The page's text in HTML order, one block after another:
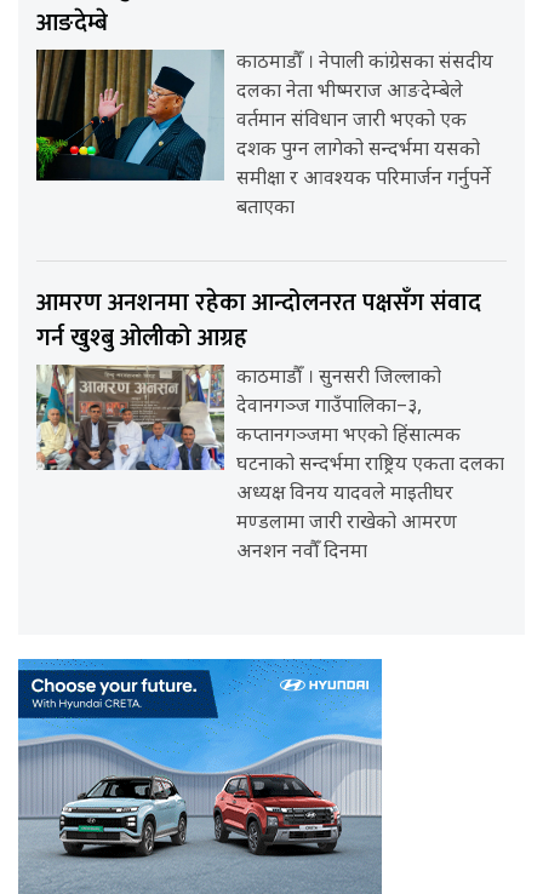
आङदेम्बे
काठमाडौँ । नेपाली कांग्रेसका संसदीय
दलका नेता भीष्मराज आङदेम्बेले
वर्तमान संविधान जारी भएको एक
दशक पुग्न लागेको सन्दर्भमा यसको
समीक्षा र आवश्यक परिमार्जन गर्नुपर्ने
बताएका
आमरण अनशनमा रहेका आन्दोलनरत पक्षसँग संवाद
गर्न खुश्बु ओलीको आग्रह
काठमाडौँ । सुनसरी जिल्लाको
देवानगञ्ज गाउँपालिका–३,
कप्तानगञ्जमा भएको हिंसात्मक
घटनाको सन्दर्भमा राष्ट्रिय एकता दलका
अध्यक्ष विनय यादवले माइतीघर
मण्डलामा जारी राखेको आमरण
अनशन नवौँ दिनमा